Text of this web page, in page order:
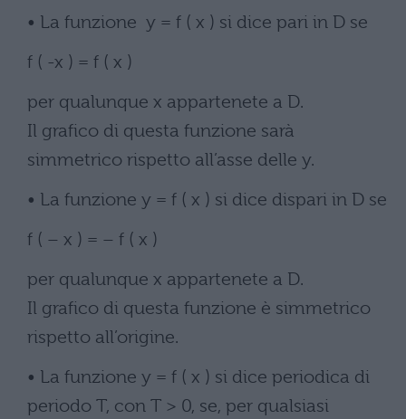
• La funzione y = f ( x ) si dice pari in D se
f ( -x ) = f ( x )
per qualunque x appartenete a D.
Il grafico di questa funzione sarà
simmetrico rispetto all’asse delle y.
• La funzione y = f ( x ) si dice dispari in D se
f ( – x ) = – f ( x )
per qualunque x appartenete a D.
Il grafico di questa funzione è simmetrico
rispetto all’origine.
• La funzione y = f ( x ) si dice periodica di
periodo T, con T > 0, se, per qualsiasi